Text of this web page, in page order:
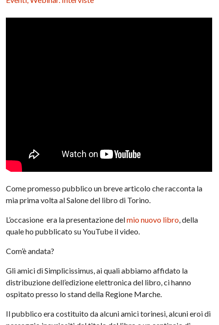
Come promesso pubblico un breve articolo che racconta la
mia prima volta al Salone del libro di Torino.
L’occasione era la presentazione delmio nuovo libro, della
quale ho pubblicato su YouTube il video.
Com’è andata?
Gli amici di Simplicissimus, ai quali abbiamo affidato la
distribuzione dell’edizione elettronica del libro, ci hanno
ospitato presso lo stand della Regione Marche.
Il pubblico era costituito da alcuni amici torinesi, alcuni eroi di